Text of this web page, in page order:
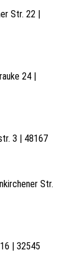
Str. 22 |
24 |
3 | 48167
Str.
| 32545